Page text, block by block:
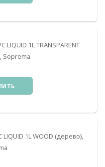
LIQUID 1L TRANSPARENT
Soprema
LIQUID 1L WOOD (дерево),